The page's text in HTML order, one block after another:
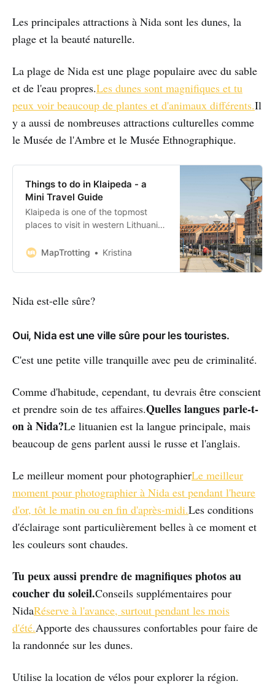
Les principales attractions à Nida sont les dunes, la
plage et la beauté naturelle.
La plage de Nida est une plage populaire avec du sable
et de l'eau propres.Les dunes sont magnifiques et tu
peux voir beaucoup de plantes et d'animaux différents.Il
y a aussi de nombreuses attractions culturelles comme
le Musée de l'Ambre et le Musée Ethnographique.
Things to do in Klaipeda - a
Mini Travel Guide
Klaipeda is one of the topmost
places to visit in western Lithuania.
town, ice-free port and unique
travelling to. And it sits by the
city will impress you with its
MapTrotting Kristina
Nida est-elle sûre?
Oui, Nida est une ville sûre pour les touristes.
C'est une petite ville tranquille avec peu de criminalité.
Comme d'habitude, cependant, tu devrais être conscient
et prendre soin de tes affaires.Quelles langues parle-t-
on à Nida?Le lituanien est la langue principale, mais
beaucoup de gens parlent aussi le russe et l'anglais.
Le meilleur moment pour photographierLe meilleur
moment pour photographier à Nida est pendant l'heure
d'or, tôt le matin ou en fin d'après-midi.Les conditions
d'éclairage sont particulièrement belles à ce moment et
les couleurs sont chaudes.
Tu peux aussi prendre de magnifiques photos au
coucher du soleil.Conseils supplémentaires pour
NidaRéserve à l'avance, surtout pendant les mois
d'été.Apporte des chaussures confortables pour faire de
la randonnée sur les dunes.
Utilise la location de vélos pour explorer la région.